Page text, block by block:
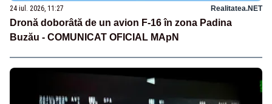
24 iul. 2026, 11:27 Realitatea.NET
Dronă doborâtă de un avion F‑16 în zona Padina
Buzău - COMUNICAT OFICIAL MApN